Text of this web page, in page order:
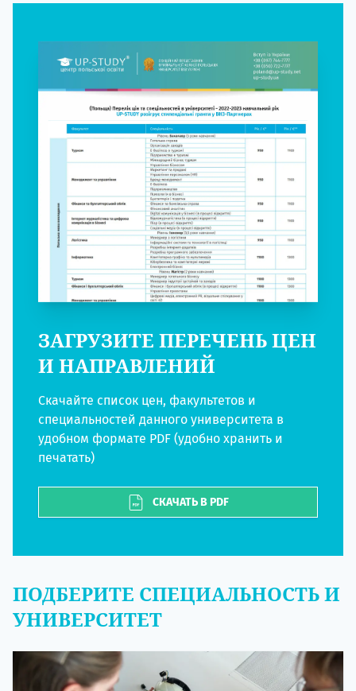
ЗАГРУЗИТЕ ПЕРЕЧЕНЬ ЦЕН
И НАПРАВЛЕНИЙ
Скачайте список цен, факультетов и
специальностей данного университета в
удобном формате PDF (удобно хранить и
печатать)
СКАЧАТЬ В PDF
ПОДБЕРИТЕ СПЕЦИАЛЬНОСТЬ И
УНИВЕРСИТЕТ